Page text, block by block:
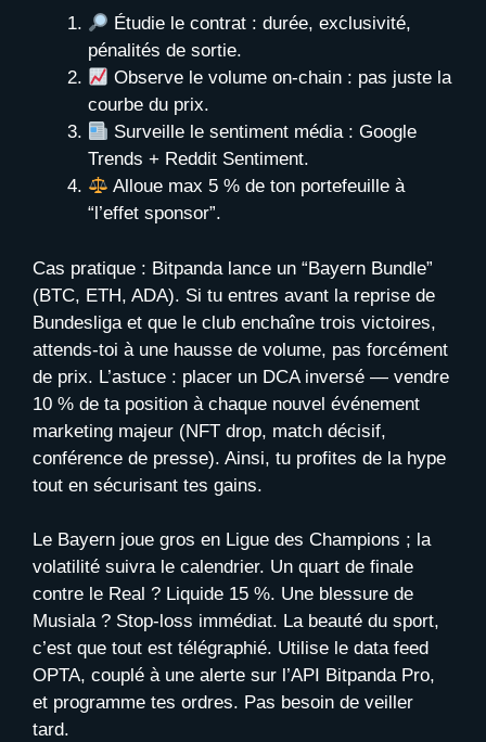
Étudie le contrat : durée, exclusivité,
pénalités de sortie.
Observe le volume on-chain : pas juste la
courbe du prix.
Surveille le sentiment média : Google
Trends + Reddit Sentiment.
Alloue max 5 % de ton portefeuille à
“l’effet sponsor”.
Cas pratique : Bitpanda lance un “Bayern Bundle”
(BTC, ETH, ADA). Si tu entres avant la reprise de
Bundesliga et que le club enchaîne trois victoires,
attends-toi à une hausse de volume, pas forcément
de prix. L’astuce : placer un DCA inversé — vendre
10 % de ta position à chaque nouvel événement
marketing majeur (NFT drop, match décisif,
conférence de presse). Ainsi, tu profites de la hype
tout en sécurisant tes gains.
Le Bayern joue gros en Ligue des Champions ; la
volatilité suivra le calendrier. Un quart de finale
contre le Real ? Liquide 15 %. Une blessure de
Musiala ? Stop-loss immédiat. La beauté du sport,
c’est que tout est télégraphié. Utilise le data feed
OPTA, couplé à une alerte sur l’API Bitpanda Pro,
et programme tes ordres. Pas besoin de veiller
tard.